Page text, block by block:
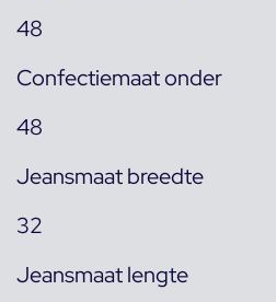
48
Confectiemaat onder
48
Jeansmaat breedte
32
Jeansmaat lengte